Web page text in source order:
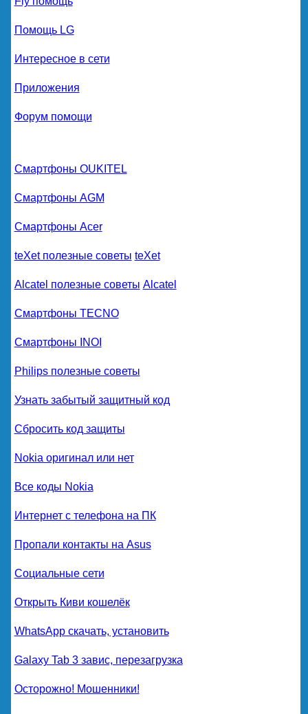
Помощь LG
Интересное в сети
Приложения
Форум помощи
Смартфоны OUKITEL
Смартфоны AGM
Смартфоны Acer
teXet полезные советы teXet
Alcatel полезные советы Alcatel
Смартфоны TECNO
Смартфоны INOI
Philips полезные советы
Узнать забытый защитный код
Сбросить код защиты
Nokia оригинал или нет
Все коды Nokia
Интернет с телефона на ПК
Пропали контакты на Asus
Социальные сети
Открыть Киви кошелёк
WhatsApp скачать, установить
Galaxy Tab 3 завис, перезагрузка
Осторожно! Мошенники!